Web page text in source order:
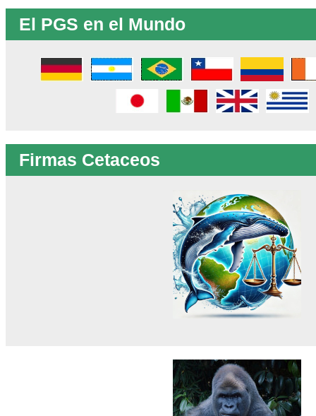
El PGS en el Mundo
Firmas Cetaceos